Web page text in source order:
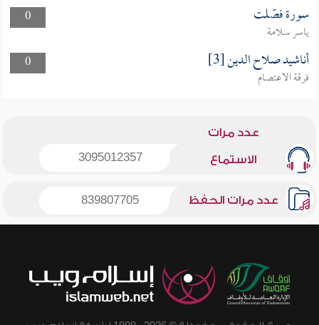
0
سورة فصّلت
ياسر سلامة
0
أناشيد صلاح الدين [3]
فرقة الاعتصام
عدد مرات
الاستماع 3095012357
عدد مرات الحفظ 839807705